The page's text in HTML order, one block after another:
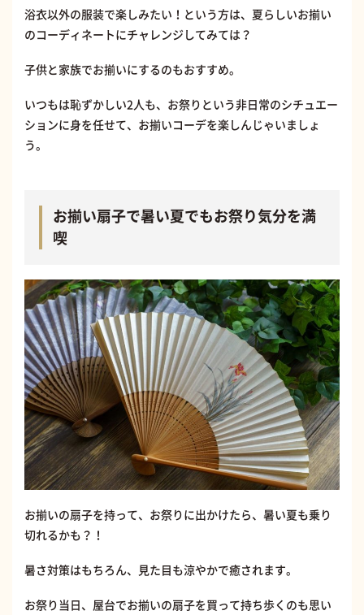
浴衣以外の服装で楽しみたい！という方は、夏らしいお揃い
のコーディネートにチャレンジしてみては？
子供と家族でお揃いにするのもおすすめ。
いつもは恥ずかしい2人も、お祭りという非日常のシチュエー
ションに身を任せて、お揃いコーデを楽しんじゃいましょ
う。
お揃い扇子で暑い夏でもお祭り気分を満
喫
お揃いの扇子を持って、お祭りに出かけたら、暑い夏も乗り
切れるかも？！
暑さ対策はもちろん、見た目も涼やかで癒されます。
お祭り当日、屋台でお揃いの扇子を買って持ち歩くのも思い